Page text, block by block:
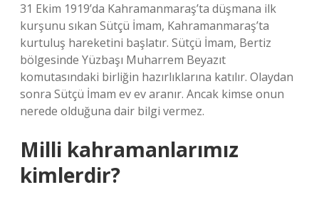
31 Ekim 1919’da Kahramanmaraş’ta düşmana ilk
kurşunu sıkan Sütçü İmam, Kahramanmaraş’ta
kurtuluş hareketini başlatır. Sütçü İmam, Bertiz
bölgesinde Yüzbaşı Muharrem Beyazıt
komutasındaki birliğin hazırlıklarına katılır. Olaydan
sonra Sütçü İmam ev ev aranır. Ancak kimse onun
nerede olduğuna dair bilgi vermez.
Milli kahramanlarımız
kimlerdir?